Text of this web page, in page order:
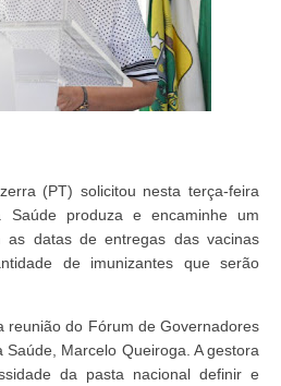
(PT) solicitou nesta terça-feira
produza e encaminhe um
as datas de entregas das vacinas
de imunizantes que serão
reunião do Fórum de Governadores
Marcelo Queiroga. A gestora
da pasta nacional definir e